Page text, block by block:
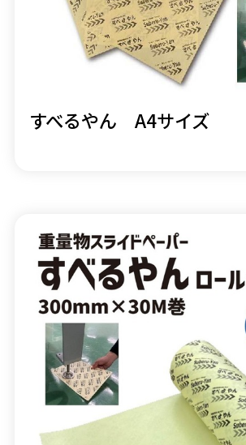
すべるやん A4サイズ